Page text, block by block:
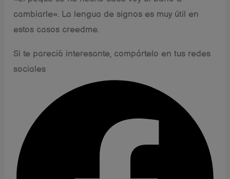
cambiarle». La lengua de signos es muy útil en
estos casos creedme.
Si te pareció interesante, compártelo en tus redes
sociales